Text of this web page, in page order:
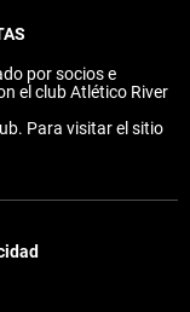
por socios e
el club Atlético River
Para visitar el sitio